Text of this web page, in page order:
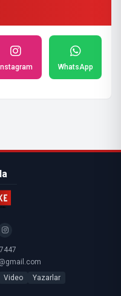
Instagram WhatsApp
Video Yazarlar